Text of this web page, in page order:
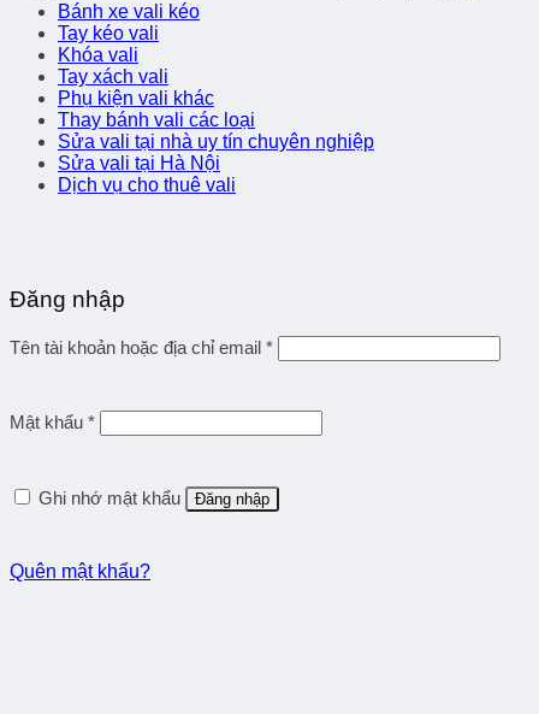
Bánh xe vali kéo
Tay kéo vali
Khóa vali
Tay xách vali
Phụ kiện vali khác
Thay bánh vali các loại
Sửa vali tại nhà uy tín chuyên nghiệp
Sửa vali tại Hà Nội
Dịch vụ cho thuê vali
Đăng nhập
Tên tài khoản hoặc địa chỉ email *
Mật khẩu *
Ghi nhớ mật khẩu Đăng nhập
Quên mật khẩu?